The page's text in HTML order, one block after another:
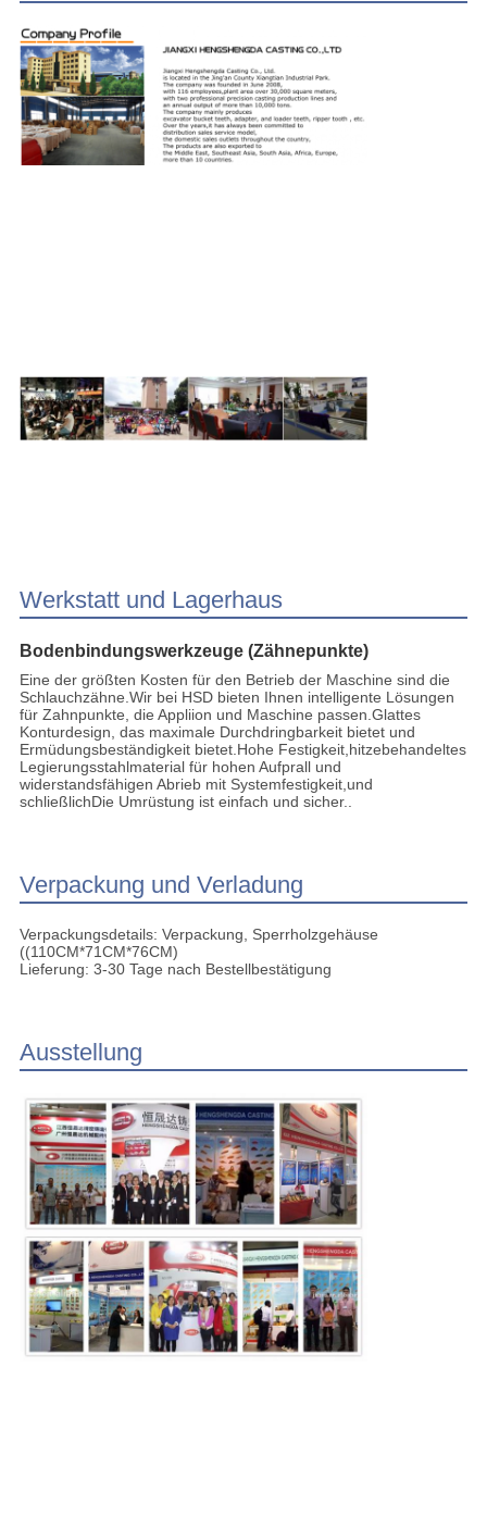
Werkstatt und Lagerhaus
Bodenbindungswerkzeuge (Zähnepunkte)
Eine der größten Kosten für den Betrieb der Maschine sind die
Schlauchzähne.Wir bei HSD bieten Ihnen intelligente Lösungen
für Zahnpunkte, die Appliion und Maschine passen.Glattes
Konturdesign, das maximale Durchdringbarkeit bietet und
Ermüdungsbeständigkeit bietet.Hohe Festigkeit,hitzebehandeltes
Legierungsstahlmaterial für hohen Aufprall und
widerstandsfähigen Abrieb mit Systemfestigkeit,und
schließlichDie Umrüstung ist einfach und sicher..
Verpackung und Verladung
Verpackungsdetails: Verpackung, Sperrholzgehäuse
((110CM*71CM*76CM)
Lieferung: 3-30 Tage nach Bestellbestätigung
Ausstellung